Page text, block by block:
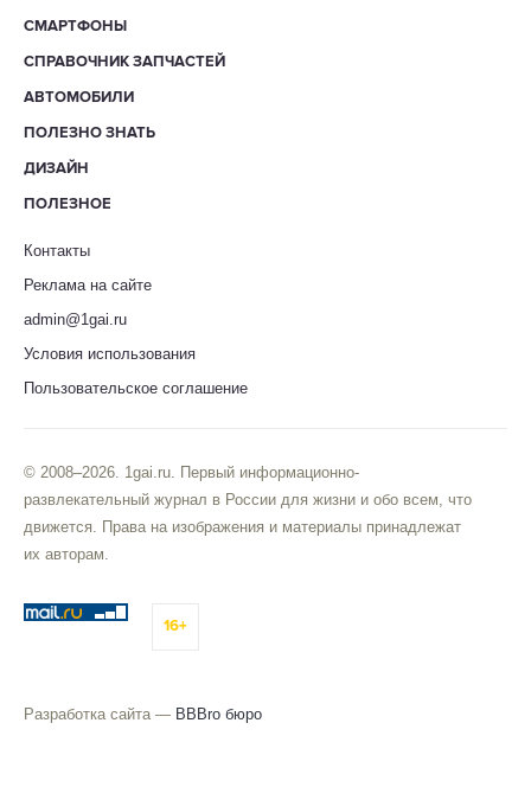
СМАРТФОНЫ
СПРАВОЧНИК ЗАПЧАСТЕЙ
АВТОМОБИЛИ
ПОЛЕЗНО ЗНАТЬ
ДИЗАЙН
ПОЛЕЗНОЕ
Контакты
Реклама на сайте
admin@1gai.ru
Условия использования
Пользовательское соглашение
© 2008–2026. 1gai.ru. Первый информационно-
развлекательный журнал в России для жизни и обо всем, что
движется. Права на изображения и материалы принадлежат
их авторам.
16+
Разработка сайта — BBBro бюро